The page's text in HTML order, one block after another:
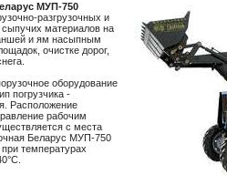
МУП-750
разгрузочных и
сыпучих материалов на
и ям насыпным
очистке дорог,
оборудование
погрузчика -
Расположение
рабочим
с места
Беларус МУП-750
температурах